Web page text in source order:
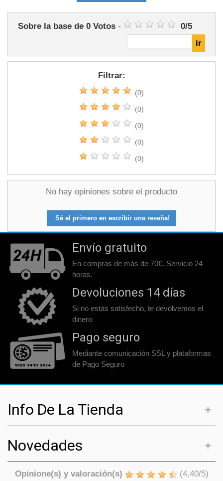
Sobre la base de 0 Votos - 0/5
Filtrar:
(0)
(0)
(0)
(0)
(0)
No hay opiniones sobre el producto
Sé el primero en escribir una reseña!
Envío gratuito
En compras de más de 70€. Servicio 24
horas.
Devoluciones 14 días
Si no estás satisfecho, te devolvemos el
dinero
Pago seguro
Mediante comunicación SSL y plataformas
de Pago Seguro
Info De La Tienda
Novedades
Opinione(s) y valoración(s) (4,40/5)